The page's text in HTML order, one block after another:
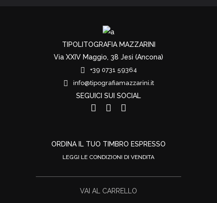
TIPOLITOGRAFIA MAZZARINI
Via XXIV Maggio, 38 Jesi (Ancona)
+39 0731 59364
info@tipografiamazzarini.it
SEGUICI SUI SOCIAL
ORDINA IL TUO TIMBRO ESPRESSO
LEGGI LE CONDIZIONI DI VENDITA
VAI AL CARRELLO